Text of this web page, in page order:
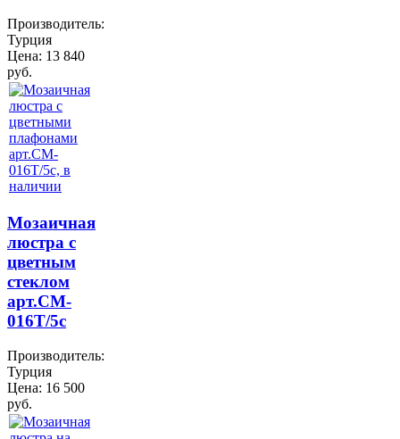
Производитель:
Турция
Цена: 13 840
руб.
Мозаичная
люстра с
цветным
стеклом
арт.CM-
016Т/5c
Производитель:
Турция
Цена: 16 500
руб.